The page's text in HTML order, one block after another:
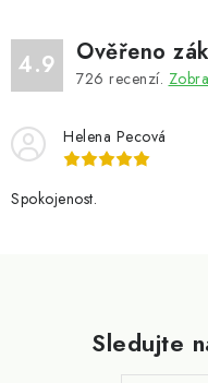
4.9 Ověřeno
726 recenzí.
Helena Pecová
Spokojenost.
Sledujte